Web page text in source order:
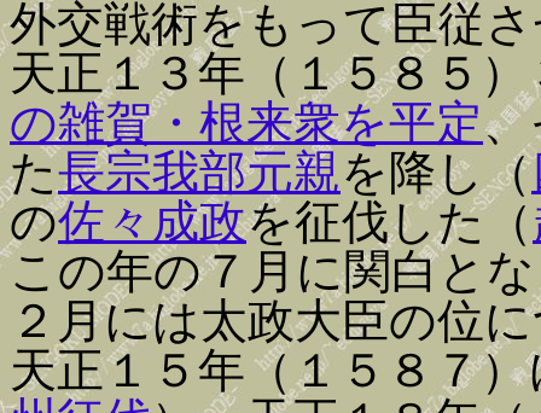
外交戦術をもって臣従
天正１３年（１５８５
の雑賀・根来衆を平定
た長宗我部元親を降し（
の佐々成政を征伐した（
この年の７月に関白と
２月には太政大臣の位
天正１５年（１５８７